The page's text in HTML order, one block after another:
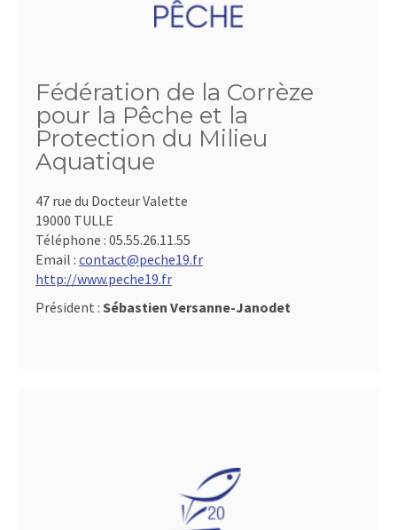
Fédération de la Corrèze
pour la Pêche et la
Protection du Milieu
Aquatique
47 rue du Docteur Valette
19000 TULLE
Téléphone : 05.55.26.11.55
Email : contact@peche19.fr
http://www.peche19.fr
Président : Sébastien Versanne-Janodet